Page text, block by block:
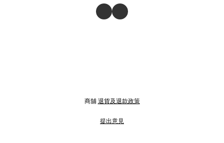
商舖 退貨及退款政策
提出意見